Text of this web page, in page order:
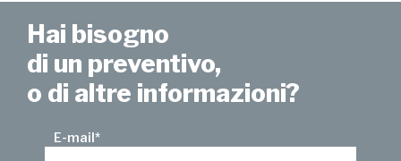
Hai bisogno
di un preventivo,
o di altre informazioni?
E-mail*